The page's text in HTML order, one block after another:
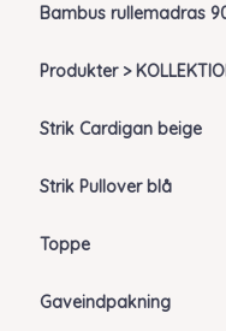
Bambus rullemadras
Produkter >
Strik Cardigan beige
Strik Pullover blå
Toppe
Gaveindpakning